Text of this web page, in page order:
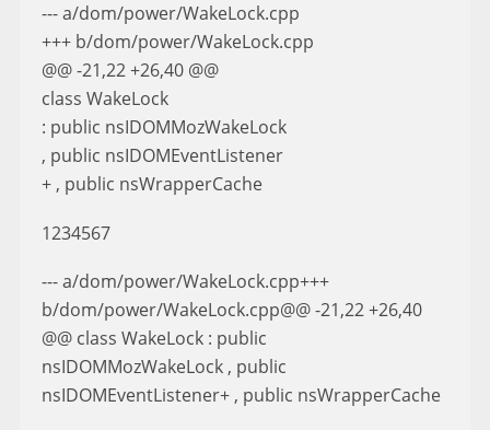
--- a/dom/power/WakeLock.cpp
+++ b/dom/power/WakeLock.cpp
@@ -21,22 +26,40 @@
class WakeLock
: public nsIDOMMozWakeLock
, public nsIDOMEventListener
+ , public nsWrapperCache
1234567
--- a/dom/power/WakeLock.cpp+++
b/dom/power/WakeLock.cpp@@ -21,22 +26,40
@@ class WakeLock : public
nsIDOMMozWakeLock , public
nsIDOMEventListener+ , public nsWrapperCache